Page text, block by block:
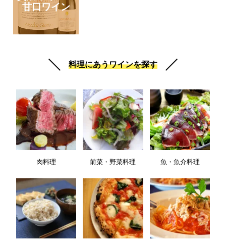
甘口ワイン
料理にあうワインを探す
肉料理 前菜・野菜料理 魚・魚介料理